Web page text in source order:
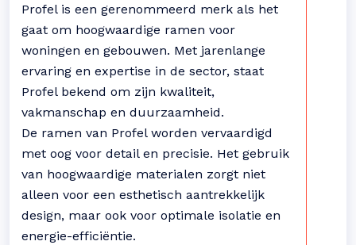
Profel is een gerenommeerd merk als het
gaat om hoogwaardige ramen voor
woningen en gebouwen. Met jarenlange
ervaring en expertise in de sector, staat
Profel bekend om zijn kwaliteit,
vakmanschap en duurzaamheid.
De ramen van Profel worden vervaardigd
met oog voor detail en precisie. Het gebruik
van hoogwaardige materialen zorgt niet
alleen voor een esthetisch aantrekkelijk
design, maar ook voor optimale isolatie en
energie-efficiëntie.